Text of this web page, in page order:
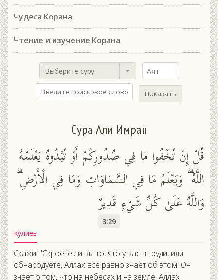
Чудеса Корана
Чтение и изучение Корана
Выберите суру
Показать
Сура Али Имран
قُلْ إِنْ تُخْفُوا مَا فِي صُدُورِكُمْ أَوْ تُبْدُوهُ يَعْلَمْهُ
اللَّهُ ۗ وَيَعْلَمُ مَا فِي السَّمَاوَاتِ وَمَا فِي الْأَرْضِ ۗ
وَاللَّهُ عَلَىٰ كُلِّ شَيْءٍ قَدِيرٌ
3:29
Кулиев
Скажи: "Скроете ли вы то, что у вас в груди, или
обнародуете, Аллах все равно знает об этом. Он
знает о том, что на небесах и на земле. Аллах